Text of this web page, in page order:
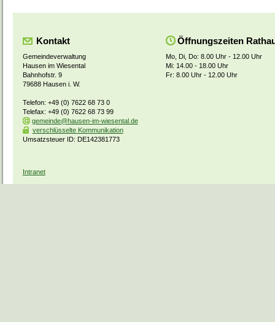
Kontakt
Gemeindeverwaltung
Hausen im Wiesental
Bahnhofstr. 9
79688 Hausen i. W.
Telefon: +49 (0) 7622 68 73 0
Telefax: +49 (0) 7622 68 73 99
gemeinde@hausen-im-wiesental.de
verschlüsselte Kommunikation
Umsatzsteuer ID: DE142381773
Öffnungszeiten
Mo, Di, Do: 8.00 Uhr - 12.00 Uhr
Mi: 14.00 - 18.00 Uhr
Fr: 8.00 Uhr - 12.00 Uhr
Intranet